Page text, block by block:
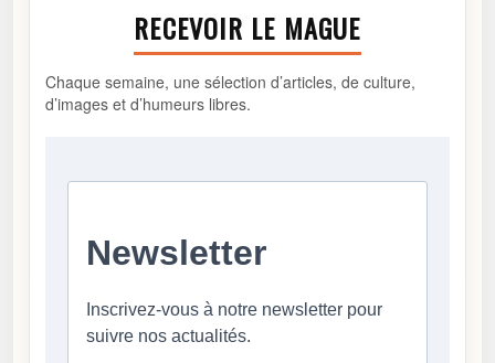
RECEVOIR LE MAGUE
Chaque semaine, une sélection d’articles, de culture,
d’images et d’humeurs libres.